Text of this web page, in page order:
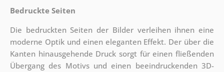
Bedruckte Seiten
Die bedruckten Seiten der Bilder verleihen ihnen eine
moderne Optik und einen eleganten Effekt. Der über die
Kanten hinausgehende Druck sorgt für einen fließenden
Übergang des Motivs und einen beeindruckenden 3D-